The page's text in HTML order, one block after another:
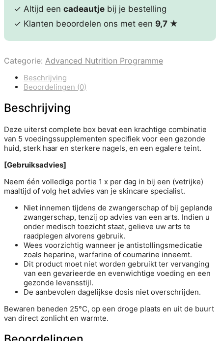
✓ Altijd een cadeautje bij je bestelling
✓ Klanten beoordelen ons met een 9,7 ★
Categorie: Advanced Nutrition Programme
Beschrijving
Beoordelingen (0)
Beschrijving
Deze uiterst complete box bevat een krachtige combinatie
van 5 voedingssupplementen specifiek voor een gezonde
huid, sterk haar en sterkere nagels, en een egalere teint.
[Gebruiksadvies]
Neem één volledige portie 1 x per dag in bij een (vetrijke)
maaltijd of volg het advies van je skincare specialist.
Niet innemen tijdens de zwangerschap of bij geplande
zwangerschap, tenzij op advies van een arts. Indien u
onder medisch toezicht staat, gelieve uw arts te
raadplegen alvorens gebruik.
Wees voorzichtig wanneer je antistollingsmedicatie
zoals heparine, warfarine of coumarine inneemt.
Dit product moet niet worden gebruikt ter vervanging
van een gevarieerde en evenwichtige voeding en een
gezonde levensstijl.
De aanbevolen dagelijkse dosis niet overschrijden.
Bewaren beneden 25°C, op een droge plaats en uit de buurt
van direct zonlicht en warmte.